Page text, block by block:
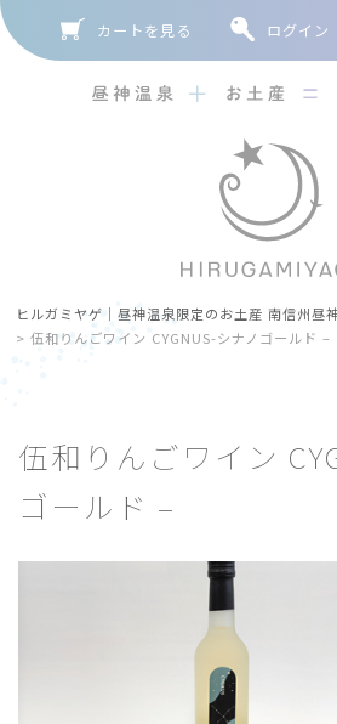
カートを見る ログイン
ヒルガミヤゲ｜昼神温泉限定のお土産 南信州昼
>伍和りんごワイン CYGNUS-シナノゴールド –
伍和りんごワイン
ゴールド –